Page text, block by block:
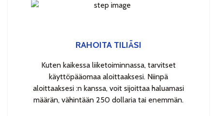
RAHOITA TILIÄSI
Kuten kaikessa liiketoiminnassa, tarvitset
käyttöpääomaa aloittaaksesi. Niinpä
aloittaaksesi :n kanssa, voit sijoittaa haluamasi
määrän, vähintään 250 dollaria tai enemmän.